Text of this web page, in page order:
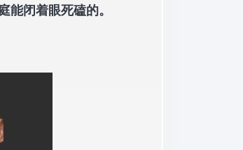
闭着眼死磕的。